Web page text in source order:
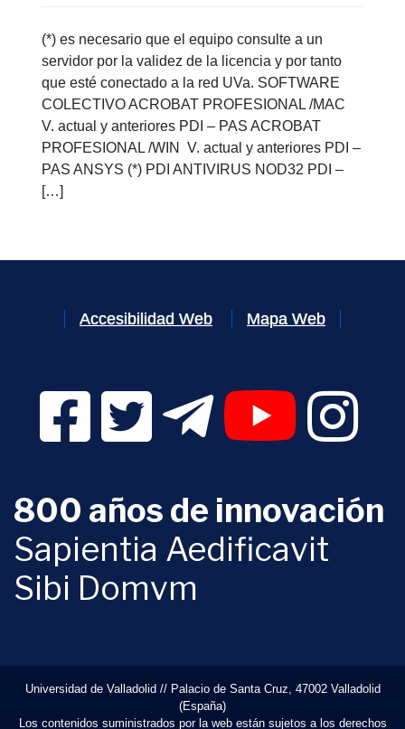
(*) es necesario que el equipo consulte a un
servidor por la validez de la licencia y por tanto
que esté conectado a la red UVa. SOFTWARE
COLECTIVO ACROBAT PROFESIONAL /MAC
V. actual y anteriores PDI – PAS ACROBAT
PROFESIONAL /WIN V. actual y anteriores PDI –
PAS ANSYS (*) PDI ANTIVIRUS NOD32 PDI –
[…]
Accesibilidad Web Mapa Web
Facebook Digital UVa (se abrirá en una nueva
Twitter Digital UVa (se abrirá en una
Telegram Digital UVa (se
YouTube Digital
800 años de innovación
Sapientia Aedificavit
Sibi Domvm
Universidad de Valladolid // Palacio de Santa Cruz, 47002 Valladolid
(España)
Los contenidos suministrados por la web están sujetos a los derechos